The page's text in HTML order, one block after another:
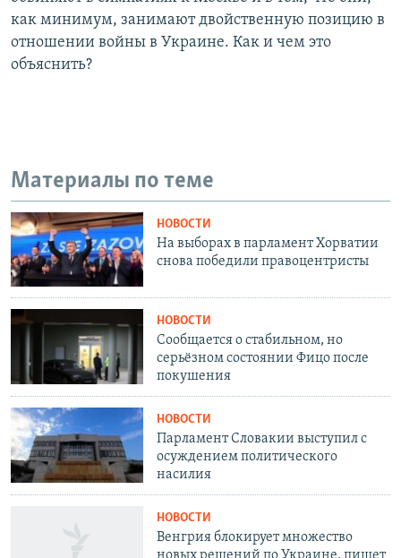
как минимум, занимают двойственную позицию в
отношении войны в Украине. Как и чем это
объяснить?
Материалы по теме
НОВОСТИ
На выборах в парламент Хорватии
снова победили правоцентристы
НОВОСТИ
Сообщается о стабильном, но
серьёзном состоянии Фицо после
покушения
НОВОСТИ
Парламент Словакии выступил с
осуждением политического
насилия
НОВОСТИ
Венгрия блокирует множество